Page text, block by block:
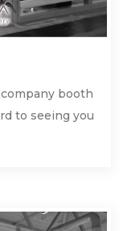
booth
to seeing you